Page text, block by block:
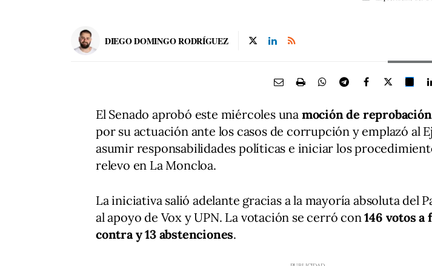
DIEGO DOMINGO RODRÍGUEZ
El Senado aprobó este miércoles una moción de
por su actuación ante los casos de corrupción y emplazó al
asumir responsabilidades políticas e iniciar los
relevo en La Moncloa.
La iniciativa salió adelante gracias a la mayoría absoluta del
al apoyo de Vox y UPN. La votación se cerró con146 votos a
contra y 13 abstenciones.